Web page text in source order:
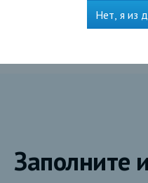
Заполните
Нет, я из